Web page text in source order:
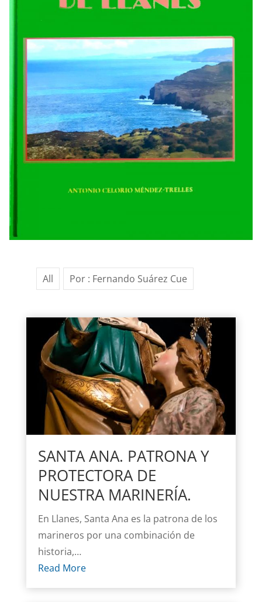
MUCHOS,
FIESTAS
DE
SANTA
ANA
FUERON
RECUPERANDO
SU
ESPLENDOR…
All Por : Fernando Suárez Cue
SANTA ANA. PATRONA Y
PROTECTORA DE
NUESTRA MARINERÍA.
En Llanes, Santa Ana es la patrona de los
marineros por una combinación de
historia,…
Read More